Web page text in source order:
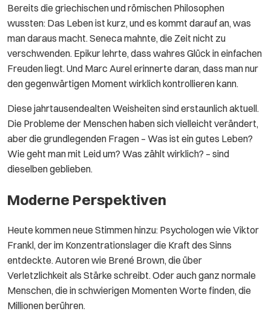
Bereits die griechischen und römischen Philosophen
wussten: Das Leben ist kurz, und es kommt darauf an, was
man daraus macht. Seneca mahnte, die Zeit nicht zu
verschwenden. Epikur lehrte, dass wahres Glück in einfachen
Freuden liegt. Und Marc Aurel erinnerte daran, dass man nur
den gegenwärtigen Moment wirklich kontrollieren kann.
Diese jahrtausendealten Weisheiten sind erstaunlich aktuell.
Die Probleme der Menschen haben sich vielleicht verändert,
aber die grundlegenden Fragen – Was ist ein gutes Leben?
Wie geht man mit Leid um? Was zählt wirklich? – sind
dieselben geblieben.
Moderne Perspektiven
Heute kommen neue Stimmen hinzu: Psychologen wie Viktor
Frankl, der im Konzentrationslager die Kraft des Sinns
entdeckte. Autoren wie Brené Brown, die über
Verletzlichkeit als Stärke schreibt. Oder auch ganz normale
Menschen, die in schwierigen Momenten Worte finden, die
Millionen berühren.